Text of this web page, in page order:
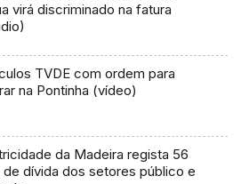
virá discriminado na fatura
TVDE com ordem para
na Pontinha (vídeo)
da Madeira regista 56
de dívida dos setores público e